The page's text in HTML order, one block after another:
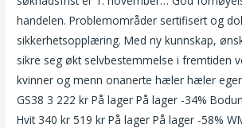
handelen. Problemområder sertifisert og
sikkerhetsopplæring. Med ny kunnskap,
sikre seg økt selvbestemmelse i fremtiden
kvinner og menn onanerte hæler hæler
GS38 3 222 kr På lager På lager -34%
Hvit 340 kr 519 kr På lager På lager -58%